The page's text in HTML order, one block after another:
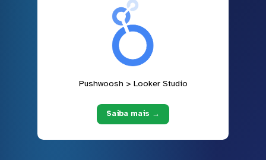
Pushwoosh > Looker Studio
Saiba mais →